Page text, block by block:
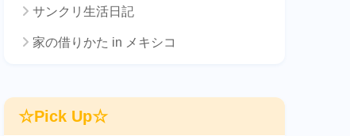
サンクリ生活日記
家の借りかた in メキシコ
☆Pick Up☆